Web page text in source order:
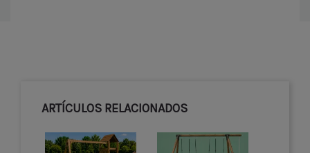
ARTÍCULOS RELACIONADOS